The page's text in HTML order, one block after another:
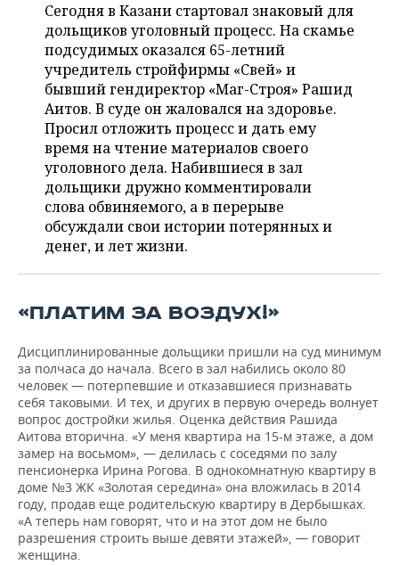
ONLINE-КОНФЕРЕНЦИИ
ОТКРЫТАЯ ЛЕКЦИЯ
ХОККЕЙ
БАСКЕТБОЛ
ВОЛЕЙБОЛ
КИБЕРСПОРТ
ФИГУРНОЕ КАТАНИЕ
ВОДНЫЕ ВИДЫ СПОРТА
ВЛАСТЬ
ИНФРАСТРУКТУРА
ИСТОРИЯ
КУЛЬТУРА
МЕДИЦИНА
ОБРАЗОВАНИЕ
СЮЖЕТЫ
СПРАВОЧНИК
СПИСОК ПЕРСОН
СПИСОК КОМПАНИЙ
ПОЛНАЯ ВЕРСИЯ
Сегодня в Казани стартовал знаковый для
дольщиков уголовный процесс. На скамье
подсудимых оказался 65-летний
учредитель стройфирмы «Свей» и
бывший гендиректор «Маг-Строя» Рашид
Аитов. В суде он жаловался на здоровье.
Просил отложить процесс и дать ему
время на чтение материалов своего
уголовного дела. Набившиеся в зал
дольщики дружно комментировали
слова обвиняемого, а в перерыве
обсуждали свои истории потерянных и
денег, и лет жизни.
«ПЛАТИМ ЗА ВОЗДУХ!»
Дисциплинированные дольщики пришли на суд минимум
за полчаса до начала. Всего в зал набились около 80
человек — потерпевшие и отказавшиеся признавать
себя таковыми. И тех, и других в первую очередь волнует
вопрос достройки жилья. Оценка действия Рашида
Аитова вторична. «У меня квартира на 15-м этаже, а дом
замер на восьмом», — делилась с соседями по залу
пенсионерка Ирина Рогова. В однокомнатную квартиру в
доме №3 ЖК «Золотая середина» она вложилась в 2014
году, продав еще родительскую квартиру в Дербышках.
«А теперь нам говорят, что и на этот дом не было
разрешения строить выше девяти этажей», — говорит
женщина.